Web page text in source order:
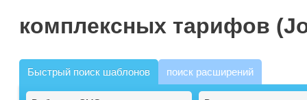
комплексных тарифов
Быстрый поиск шаблонов поиск расширений